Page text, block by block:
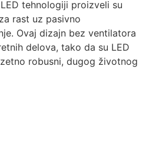
tehnologiji proizveli su
rast uz pasivno
Ovaj dizajn bez ventilatora
delova, tako da su LED
robusni, dugog životnog